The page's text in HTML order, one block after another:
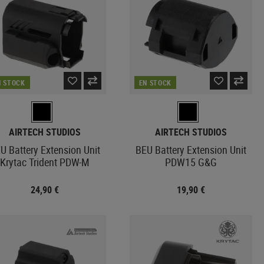
Diapositive
Montage
GBR INTERNE
Tonneau
Buse
Hop Up
Caoutchouc Hop Up
Valves
Maintenance
GBR EXTERNE
Stocks
Poignées HPS
Bouteilles
CASQUES RÉPLIQUES
PROTECTIONS
CARABINERS
Outils multiples
Stylos tactiques
Scies
Haches
Pelles
LECTURES
STOCK
AIRTECH STUDIOS
Battery Extension Unit
Krytac Trident PDW-M
24,90 €
EN STOCK
AIRTECH STUDIOS
BEU Battery Extension Unit
PDW15 G&G
19,90 €